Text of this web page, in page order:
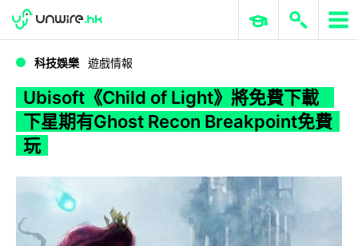
WWDC 2026 ERP 與商業 AI
科技娛樂 遊戲情報
Ubisoft《Child of Light》將免費下載
下星期有Ghost Recon Breakpoint免費
玩